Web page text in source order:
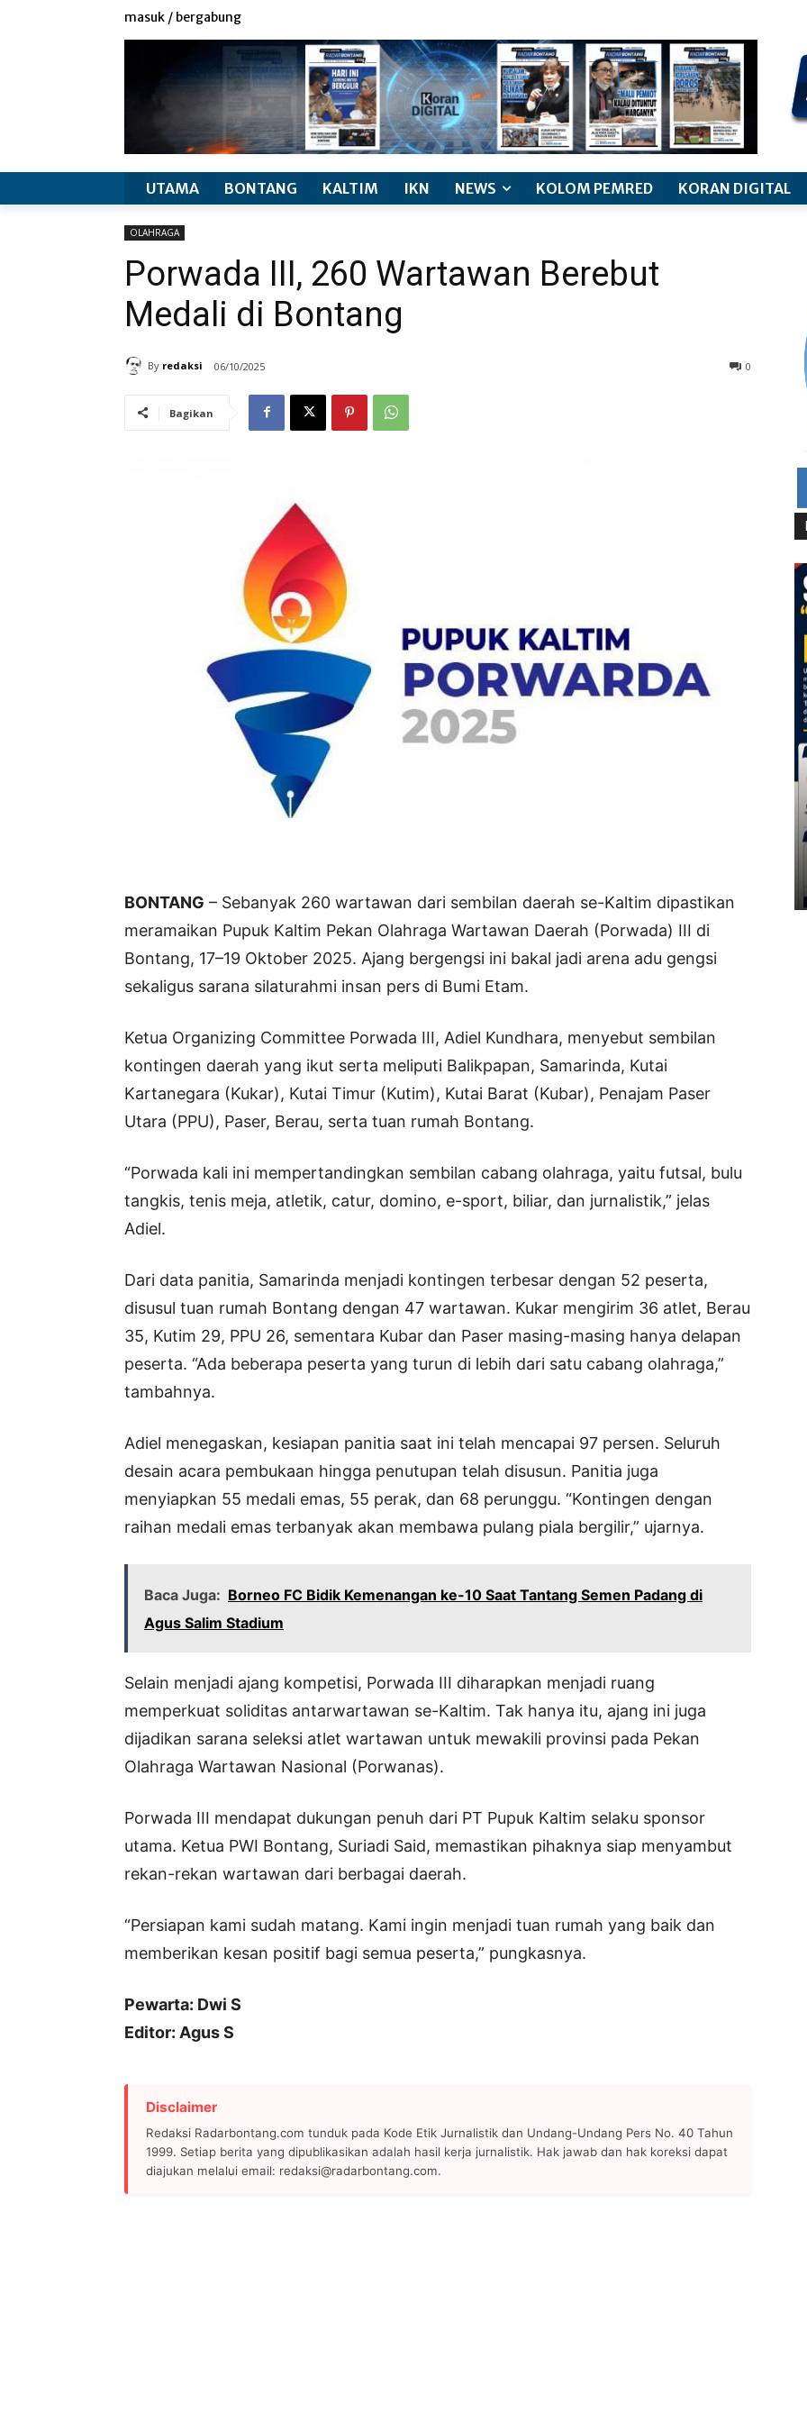
masuk / bergabung
UTAMA BONTANG KALTIM IKN NEWS KOLOM PEMRED KORAN DIGITAL
OLAHRAGA
Porwada III, 260 Wartawan Berebut
Medali di Bontang
By redaksi 06/10/2025 0
Bagikan
BONTANG – Sebanyak 260 wartawan dari sembilan daerah se-Kaltim dipastikan
meramaikan Pupuk Kaltim Pekan Olahraga Wartawan Daerah (Porwada) III di
Bontang, 17–19 Oktober 2025. Ajang bergengsi ini bakal jadi arena adu gengsi
sekaligus sarana silaturahmi insan pers di Bumi Etam.
Ketua Organizing Committee Porwada III, Adiel Kundhara, menyebut sembilan
kontingen daerah yang ikut serta meliputi Balikpapan, Samarinda, Kutai
Kartanegara (Kukar), Kutai Timur (Kutim), Kutai Barat (Kubar), Penajam Paser
Utara (PPU), Paser, Berau, serta tuan rumah Bontang.
“Porwada kali ini mempertandingkan sembilan cabang olahraga, yaitu futsal, bulu
tangkis, tenis meja, atletik, catur, domino, e-sport, biliar, dan jurnalistik,” jelas
Adiel.
Dari data panitia, Samarinda menjadi kontingen terbesar dengan 52 peserta,
disusul tuan rumah Bontang dengan 47 wartawan. Kukar mengirim 36 atlet, Berau
35, Kutim 29, PPU 26, sementara Kubar dan Paser masing-masing hanya delapan
peserta. “Ada beberapa peserta yang turun di lebih dari satu cabang olahraga,”
tambahnya.
Adiel menegaskan, kesiapan panitia saat ini telah mencapai 97 persen. Seluruh
desain acara pembukaan hingga penutupan telah disusun. Panitia juga
menyiapkan 55 medali emas, 55 perak, dan 68 perunggu. “Kontingen dengan
raihan medali emas terbanyak akan membawa pulang piala bergilir,” ujarnya.
Baca Juga: Borneo FC Bidik Kemenangan ke-10 Saat Tantang Semen Padang di
Agus Salim Stadium
Selain menjadi ajang kompetisi, Porwada III diharapkan menjadi ruang
memperkuat soliditas antarwartawan se-Kaltim. Tak hanya itu, ajang ini juga
dijadikan sarana seleksi atlet wartawan untuk mewakili provinsi pada Pekan
Olahraga Wartawan Nasional (Porwanas).
Porwada III mendapat dukungan penuh dari PT Pupuk Kaltim selaku sponsor
utama. Ketua PWI Bontang, Suriadi Said, memastikan pihaknya siap menyambut
rekan-rekan wartawan dari berbagai daerah.
“Persiapan kami sudah matang. Kami ingin menjadi tuan rumah yang baik dan
memberikan kesan positif bagi semua peserta,” pungkasnya.
Pewarta: Dwi S
Editor: Agus S
Disclaimer
Redaksi Radarbontang.com tunduk pada Kode Etik Jurnalistik dan Undang-Undang Pers No. 40 Tahun
1999. Setiap berita yang dipublikasikan adalah hasil kerja jurnalistik. Hak jawab dan hak koreksi dapat
diajukan melalui email: redaksi@radarbontang.com.